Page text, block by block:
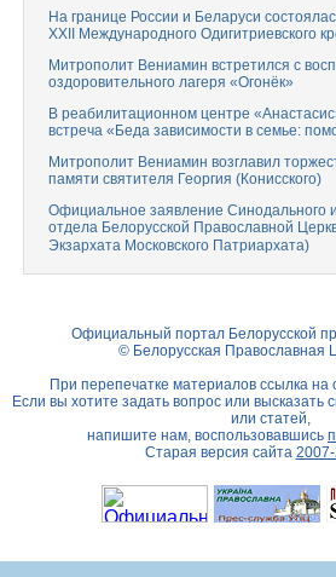
На границе России и Беларуси
XXII Международного Одигитриевского
Митрополит Вениамин встретился с
оздоровительного лагеря «Огонёк»
В реабилитационном центре
встреча «Беда зависимости в семье:
Митрополит Вениамин возглавил
памяти святителя Георгия (Конисского)
Официальное заявление Синодального
отдела Белорусской Православной
Экзархата Московского Патриархата)
Официальный портал Белорусской
© Белорусская Православная
При перепечатке материалов ссылка на
Если вы хотите задать вопрос или высказать
или статей,
напишите нам, воспользовавшись
Старая версия сайта